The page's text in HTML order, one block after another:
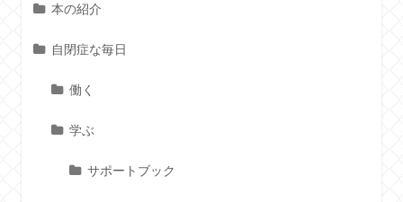
本の紹介
自閉症な毎日
働く
学ぶ
サポートブック